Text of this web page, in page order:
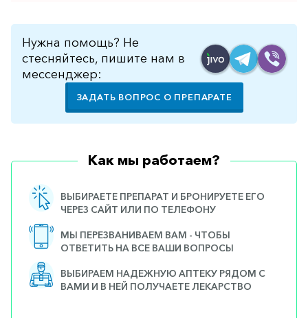
Нужна помощь? Не
стесняйтесь, пишите нам в
мессенджер:
ЗАДАТЬ ВОПРОС О ПРЕПАРАТЕ
Как мы работаем?
ВЫБИРАЕТЕ ПРЕПАРАТ И БРОНИРУЕТЕ ЕГО
ЧЕРЕЗ САЙТ ИЛИ ПО ТЕЛЕФОНУ
МЫ ПЕРЕЗВАНИВАЕМ ВАМ - ЧТОБЫ
ОТВЕТИТЬ НА ВСЕ ВАШИ ВОПРОСЫ
ВЫБИРАЕМ НАДЕЖНУЮ АПТЕКУ РЯДОМ С
ВАМИ И В НЕЙ ПОЛУЧАЕТЕ ЛЕКАРСТВО